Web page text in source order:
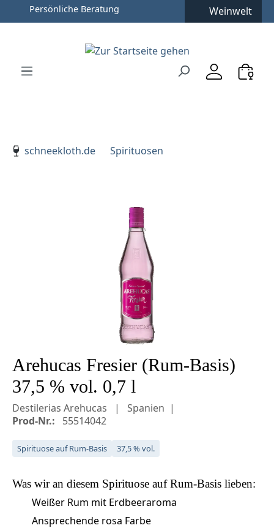
Zum Hauptinhalt springen
Zur Hauptnavigation springen
Persönliche Beratung Weinwelt
schneekloth.de
Spirituosen
Bildergalerie überspringen
Arehucas Fresier (Rum-Basis)
37,5 % vol. 0,7 l
Destilerias Arehucas
Spanien
Prod-Nr.:
55514042
Spirituose auf Rum-Basis 37,5 % vol.
Was wir an diesem Spirituose auf Rum-Basis lieben:
Weißer Rum mit Erdbeeraroma
Ansprechende rosa Farbe